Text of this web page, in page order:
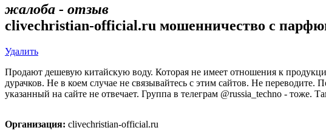
жалоба - отзыв
clivechristian-official.ru мошенничество с
Удалить
Продают дешевую китайскую воду. Которая не имеет отношения к
дурачков. Не в коем случае не связывайтесь с этим сайтов. Не
указанный на сайте не отвечает. Группа в телеграм @russia_techno - тоже.
Организация: clivechristian-official.ru